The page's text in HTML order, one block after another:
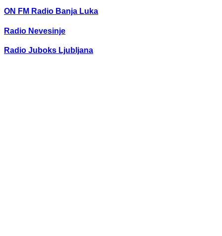
ON FM Radio Banja Luka
Radio Nevesinje
Radio Juboks Ljubljana